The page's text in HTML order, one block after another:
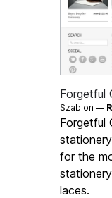
Forgetful
Szablon —
Forgetful
for the
laces.